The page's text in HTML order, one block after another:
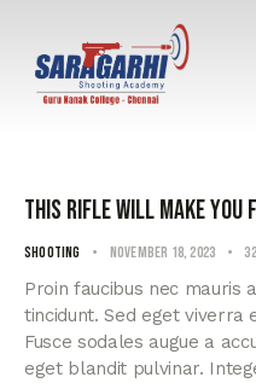
This rifle will make you
Shooting November 18, 2023
Proin faucibus nec mauris
tincidunt. Sed eget viverra
Fusce sodales augue a
eget blandit pulvinar.